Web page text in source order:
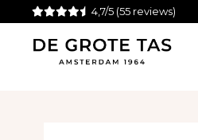
4,7/5 (55 reviews)